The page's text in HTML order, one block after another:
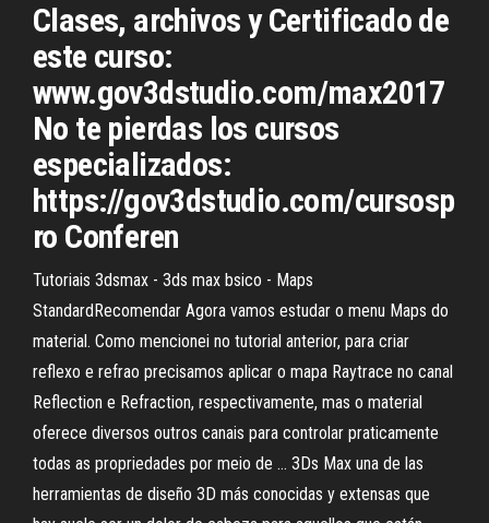
Clases, archivos y Certificado de
este curso:
www.gov3dstudio.com/max2017
No te pierdas los cursos
especializados:
https://gov3dstudio.com/cursosp
ro Conferen
Tutoriais 3dsmax - 3ds max bsico - Maps
StandardRecomendar Agora vamos estudar o menu Maps do
material. Como mencionei no tutorial anterior, para criar
reflexo e refrao precisamos aplicar o mapa Raytrace no canal
Reflection e Refraction, respectivamente, mas o material
oferece diversos outros canais para controlar praticamente
todas as propriedades por meio de … 3Ds Max una de las
herramientas de diseño 3D más conocidas y extensas que